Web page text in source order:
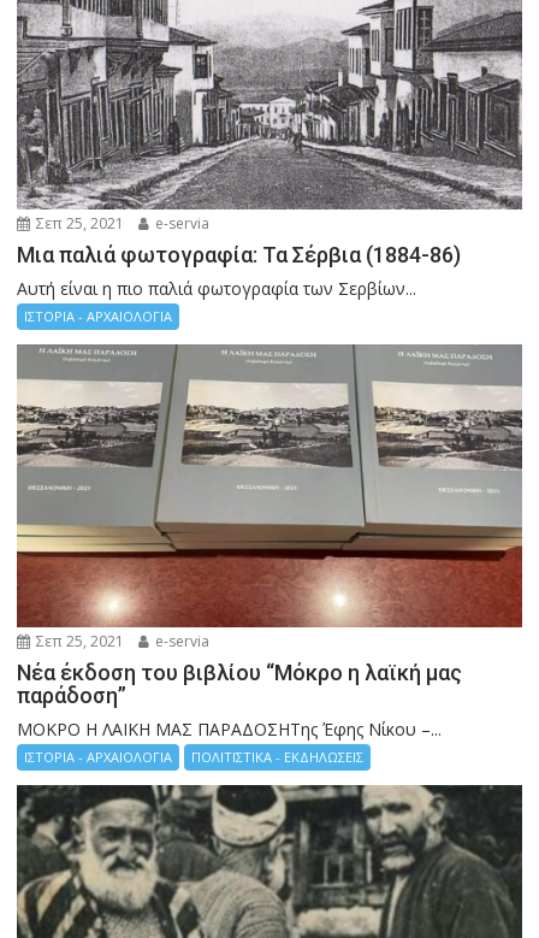
Σεπ 25, 2021 e-servia
Μια παλιά φωτογραφία: Τα Σέρβια (1884-86)
Αυτή είναι η πιο παλιά φωτογραφία των Σερβίων...
ΙΣΤΟΡΙΑ - ΑΡΧΑΙΟΛΟΓΙΑ
Σεπ 25, 2021 e-servia
Νέα έκδοση του βιβλίου “Μόκρο η λαϊκή μας
παράδοση”
ΜΟΚΡΟ Η ΛΑΙΚΗ ΜΑΣ ΠΑΡΑΔΟΣΗΤης Έφης Νίκου –...
ΙΣΤΟΡΙΑ - ΑΡΧΑΙΟΛΟΓΙΑ ΠΟΛΙΤΙΣΤΙΚΑ - ΕΚΔΗΛΩΣΕΙΣ